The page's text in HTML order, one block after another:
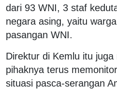
dari 93 WNI, 3 staf
negara asing, yaitu
pasangan WNI.
Direktur di Kemlu itu
pihaknya terus
situasi pasca-serangan